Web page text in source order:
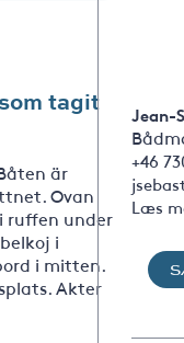
tagit
är
Ovan
ruffen under
i
i mitten.
Akter
Jean-
+46
Læs